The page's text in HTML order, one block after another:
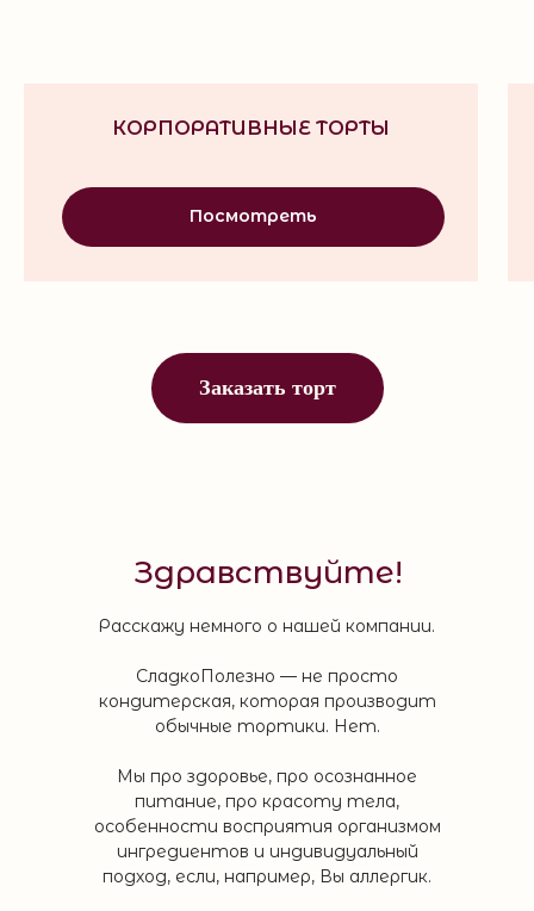
КОРПОРАТИВНЫЕ ТОРТЫ
Посмотреть
Заказать торт
Расскажу немного о нашей компании.
СладкоПолезно — не просто
кондитерская, которая производит
обычные тортики. Нет.
Мы про здоровье, про осознанное
питание, про красоту тела,
особенности восприятия организмом
ингредиентов и индивидуальный
подход, если, например, Вы аллергик.
Здравствуйте!